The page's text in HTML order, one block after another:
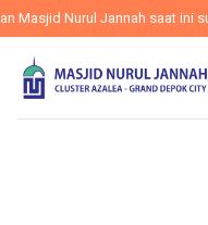
Masjid Nurul Jannah saat ini